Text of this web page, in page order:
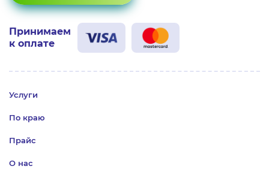
Принимаем
к оплате
Услуги
По краю
Прайс
О нас